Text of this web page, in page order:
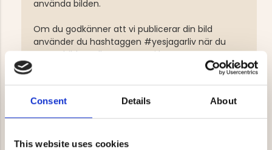
Consent Details About
This website uses cookies
använda bilden.
Om du godkänner att vi publicerar din bild
använder du hashtaggen #yesjagarliv när du
postar bilden, eller som svar i kommentarerna
om vi har skickat en förfrågan att få använda
Du ger Jägarliv Sverige AB (org.nr. 556954-4462),
en icke-exklusiv, royaltyfri, världsomspännande
”bilder”, som du har taggat eller svarat med